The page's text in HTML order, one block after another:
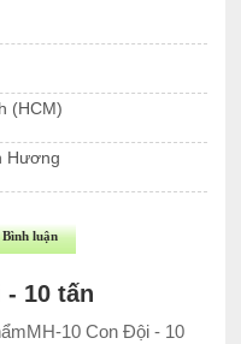
(HCM)
Hương
Bình luận
- 10 tấn
10 Con Đội - 10